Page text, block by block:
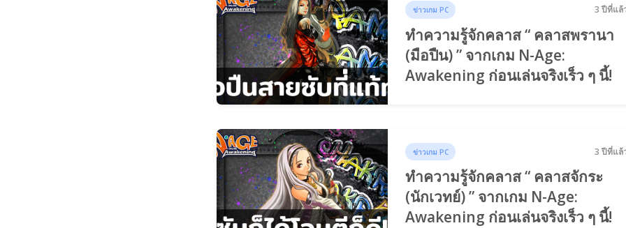
ข่าวเกม PC 3 ปีที่แล้
ทำความรู้จักคลาส “ คลาสพรานา
(มือปืน) ” จากเกม N-Age:
Awakening ก่อนเล่นจริงเร็ว ๆ นี้!
ข่าวเกม PC 3 ปีที่แล้
ทำความรู้จักคลาส “ คลาสจักระ
(นักเวทย์) ” จากเกม N-Age:
Awakening ก่อนเล่นจริงเร็ว ๆ นี้!